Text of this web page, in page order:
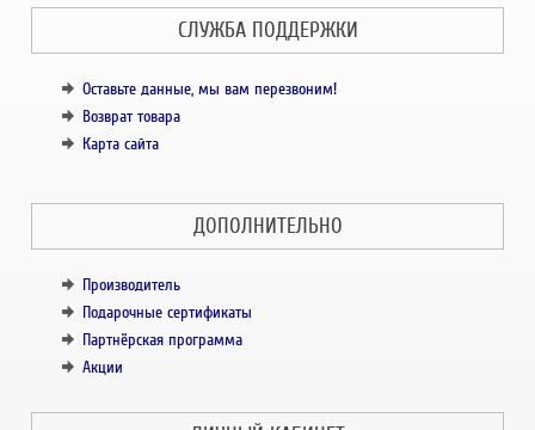
СЛУЖБА ПОДДЕРЖКИ
Оставьте данные, мы вам перезвоним!
Возврат товара
Карта сайта
ДОПОЛНИТЕЛЬНО
Производитель
Подарочные сертификаты
Партнёрская программа
Акции